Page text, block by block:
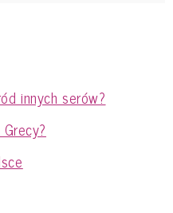
innych serów?